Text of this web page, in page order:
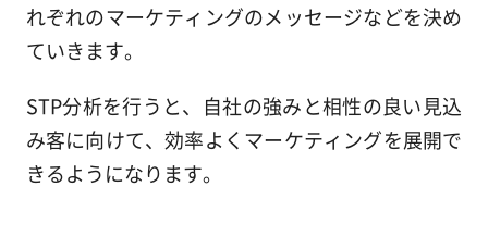
れぞれのマーケティングのメッセージなどを決め
ていきます。
STP分析を行うと、自社の強みと相性の良い見込
み客に向けて、効率よくマーケティングを展開で
きるようになります。